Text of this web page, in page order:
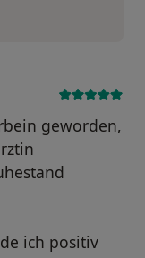
geworden,
ich positiv